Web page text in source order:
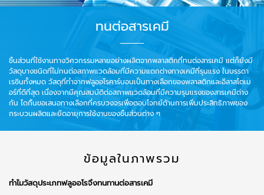
ทนต่อสารเคมี
ชิ้นส่วนที่ใช้งานทางวิศวกรรมหลายอย่างผลิตจากพลาสติกที่ทนต่อสารเคมี แต่ก็ยังมี
วัสดุบางชนิดที่ไม่ทนต่อสภาพแวดล้อมที่มีความแตกต่างทางเคมีที่รุนแรง ในบรรดา
เรซินทั้งหมด วัสดุที่ทำจากฟลูออโรคาร์บอนเป็นทางเลือกของพลาสติกและอีลาสโตเม
อร์ที่ดีที่สุด เนื่องจากมีคุณสมบัติต่อสภาพแวดล้อมที่มีความรุนแรงของสารเคมีต่าง
กัน ไดกิ้นขอเสนอทางเลือกที่ครบวงจรเพื่อตอบโจทย์ด้านการเพิ่มประสิทธิภาพของ
กระบวนผลิตและยืดอายุการใช้งานของชิ้นส่วนต่าง ๆ
ข้อมูลในภาพรวม
ทำไมวัสดุประเภทฟลูออโรจึงทนทานต่อสารเคมี